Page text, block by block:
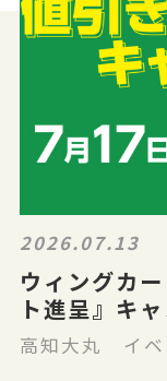
2026.07.13
ウィングカ
ト進呈』キ
高知大丸 イベ